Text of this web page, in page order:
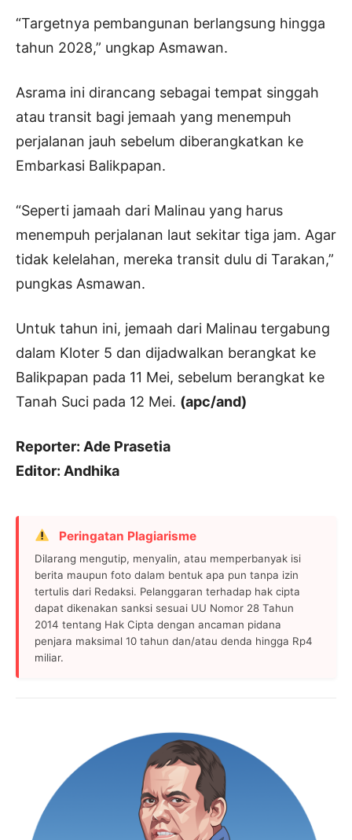
“Targetnya pembangunan berlangsung hingga
tahun 2028,” ungkap Asmawan.
Asrama ini dirancang sebagai tempat singgah
atau transit bagi jemaah yang menempuh
perjalanan jauh sebelum diberangkatkan ke
Embarkasi Balikpapan.
“Seperti jamaah dari Malinau yang harus
menempuh perjalanan laut sekitar tiga jam. Agar
tidak kelelahan, mereka transit dulu di Tarakan,”
pungkas Asmawan.
Untuk tahun ini, jemaah dari Malinau tergabung
dalam Kloter 5 dan dijadwalkan berangkat ke
Balikpapan pada 11 Mei, sebelum berangkat ke
Tanah Suci pada 12 Mei. (apc/and)
Reporter: Ade Prasetia
Editor: Andhika
Peringatan Plagiarisme
Dilarang mengutip, menyalin, atau memperbanyak isi
berita maupun foto dalam bentuk apa pun tanpa izin
tertulis dari Redaksi. Pelanggaran terhadap hak cipta
dapat dikenakan sanksi sesuai UU Nomor 28 Tahun
2014 tentang Hak Cipta dengan ancaman pidana
penjara maksimal 10 tahun dan/atau denda hingga Rp4
miliar.